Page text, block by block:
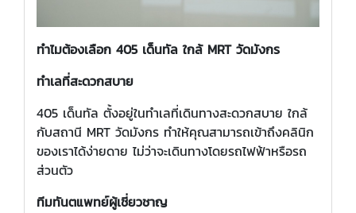
ทำไมต้องเลือก 405 เด็นทัล ใกล้ MRT วัดมังกร
ทำเลที่สะดวกสบาย
405 เด็นทัล ตั้งอยู่ในทำเลที่เดินทางสะดวกสบาย ใกล้
กับสถานี MRT วัดมังกร ทำให้คุณสามารถเข้าถึงคลินิก
ของเราได้ง่ายดาย ไม่ว่าจะเดินทางโดยรถไฟฟ้าหรือรถ
ส่วนตัว
ทีมทันตแพทย์ผู้เชี่ยวชาญ